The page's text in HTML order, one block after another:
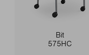
Bit
575HC